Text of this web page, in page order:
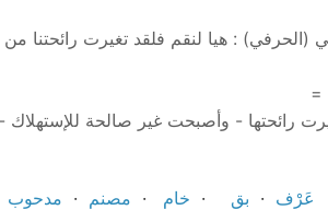
=
عَرْف بق خام مصنم مدحوب